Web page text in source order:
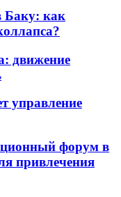
Баку: как
движение
управление
форум в
привлечения